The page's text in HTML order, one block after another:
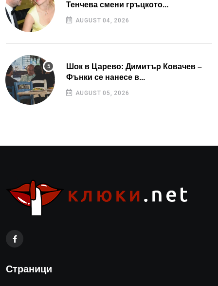
Тенчева смени гръцкото...
AUGUST 04, 2026
Шок в Царево: Димитър Ковачев –
Фънки се нанесе в...
AUGUST 05, 2026
Страници